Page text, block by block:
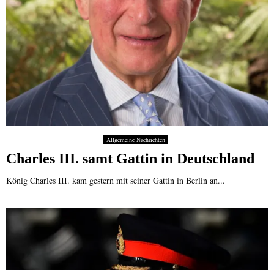
Allgemeine Nachrichten
Charles III. samt Gattin in Deutschland
König Charles III. kam gestern mit seiner Gattin in Berlin an...